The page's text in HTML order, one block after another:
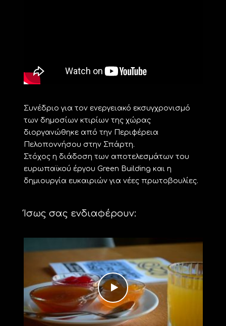
Συνέδριο για τον ενεργειακό εκσυγχρονισμό
των δημοσίων κτιρίων της χώρας
διοργανώθηκε από την Περιφέρεια
Πελοποννήσου στην Σπάρτη.
Στόχος η διάδοση των αποτελεσμάτων του
ευρωπαϊκού έργου Green Building και η
δημιουργία ευκαιριών για νέες πρωτοβουλίες.
Ίσως σας ενδιαφέρουν: